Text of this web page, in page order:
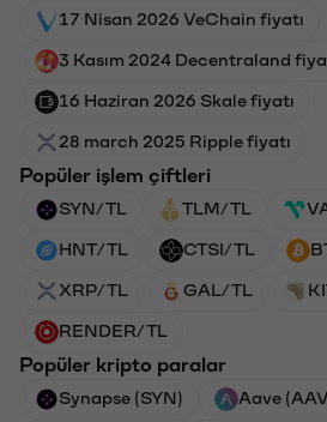
17 Nisan 2026 VeChain fiyatı
3 Kasım 2024 Decentraland
16 Haziran 2026 Skale fiyatı
28 march 2025 Ripple fiyatı
Popüler işlem çiftleri
SYN/TL TLM/TL
HNT/TL CTSI/TL
XRP/TL GAL/TL
RENDER/TL
Popüler kripto paralar
Synapse (SYN) Aave